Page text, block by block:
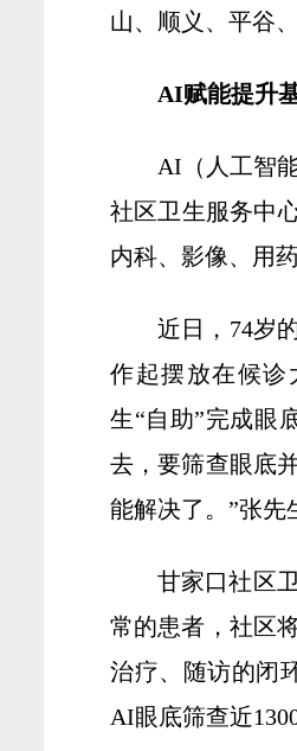
山、顺义、平谷
AI赋能提升
AI（人工智
社区卫生服务中
内科、影像、用
近日，74岁
作起摆放在候诊
生“自助”完成眼
去，要筛查眼底
能解决了。”张先
甘家口社区
常的患者，社区
治疗、随访的闭
AI眼底筛查近